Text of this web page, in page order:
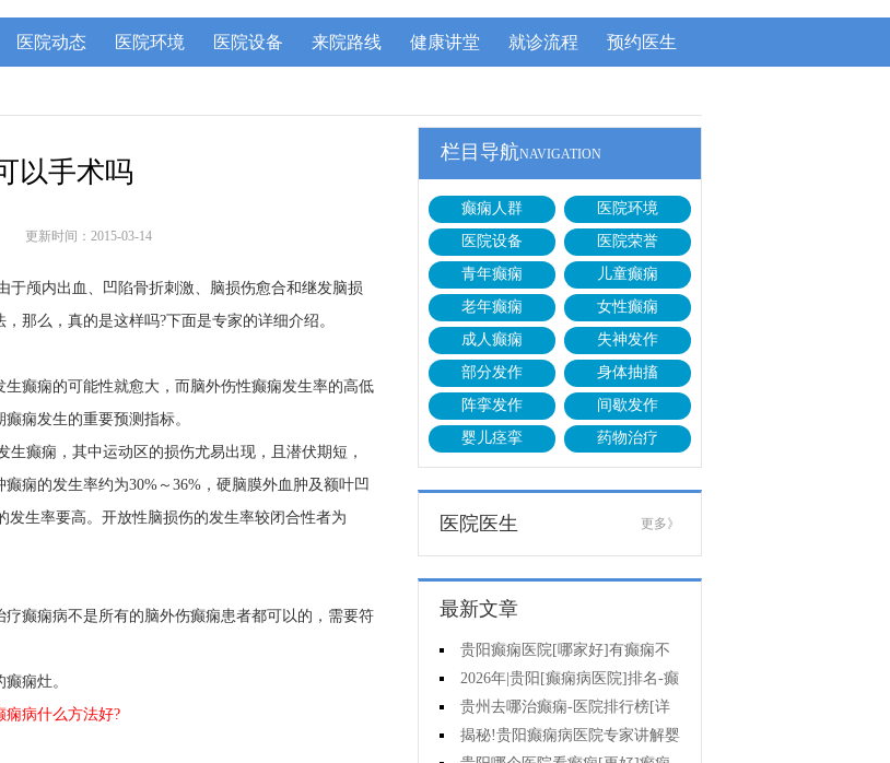
医院动态 医院环境 医院设备 来院路线 健康讲堂 就诊流程 预约医生
以手术吗
更新时间：2015-03-14
于颅内出血、凹陷骨折刺激、脑损伤愈合和继发脑损
那么，真的是这样吗?下面是专家的详细介绍。
癫痫的可能性就愈大，而脑外伤性癫痫发生率的高低
痫发生的重要预测指标。
生癫痫，其中运动区的损伤尤易出现，且潜伏期短，
痫的发生率约为30%～36%，硬脑膜外血肿及额叶凹
发生率要高。开放性脑损伤的发生率较闭合性者为
癫痫病不是所有的脑外伤癫痫患者都可以的，需要符
痫灶。
痫病什么方法好?
栏目导航NAVIGATION
癫痫人群
医院环境
医院设备
医院荣誉
青年癫痫
儿童癫痫
老年癫痫
女性癫痫
成人癫痫
失神发作
部分发作
身体抽搐
阵挛发作
间歇发作
婴儿痉挛
药物治疗
医院医生 更多》
最新文章
贵阳癫痫医院[哪家好]有癫痫不
能吃什么?
2026年|贵阳[癫痫病医院]排名-癫
痫病人检查对身体有影响吗?
贵州去哪治癫痫-医院排行榜[详
细排名]癫痫会导致病人精神失常
揭秘!贵阳癫痫病医院专家讲解婴